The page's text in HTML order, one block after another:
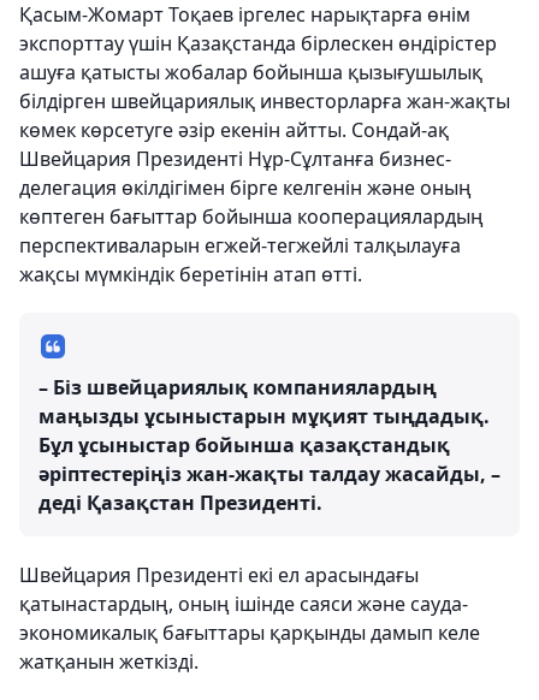
Қасым-Жомарт Тоқаев іргелес нарықтарға өнім
экспорттау үшін Қазақстанда бірлескен өндірістер
ашуға қатысты жобалар бойынша қызығушылық
білдірген швейцариялық инвесторларға жан-жақты
көмек көрсетуге әзір екенін айтты. Сондай-ақ
Швейцария Президенті Нұр-Сұлтанға бизнес-
делегация өкілдігімен бірге келгенін және оның
көптеген бағыттар бойынша кооперациялардың
перспективаларын егжей-тегжейлі талқылауға
жақсы мүмкіндік беретінін атап өтті.
– Біз швейцариялық компаниялардың
маңызды ұсыныстарын мұқият тыңдадық.
Бұл ұсыныстар бойынша қазақстандық
әріптестеріңіз жан-жақты талдау жасайды, –
деді Қазақстан Президенті.
Швейцария Президенті екі ел арасындағы
қатынастардың, оның ішінде саяси және сауда-
экономикалық бағыттары қарқынды дамып келе
жатқанын жеткізді.